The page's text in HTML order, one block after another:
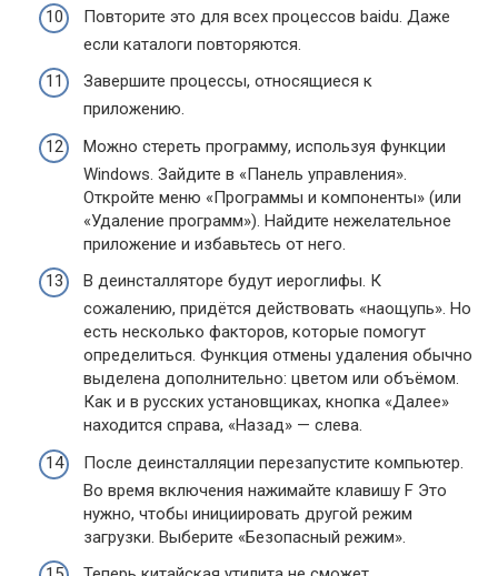
Повторите это для всех процессов baidu. Даже
если каталоги повторяются.
Завершите процессы, относящиеся к
приложению.
Можно стереть программу, используя функции
Windows. Зайдите в «Панель управления».
Откройте меню «Программы и компоненты» (или
«Удаление программ»). Найдите нежелательное
приложение и избавьтесь от него.
В деинсталляторе будут иероглифы. К
сожалению, придётся действовать «наощупь». Но
есть несколько факторов, которые помогут
определиться. Функция отмены удаления обычно
выделена дополнительно: цветом или объёмом.
Как и в русских установщиках, кнопка «Далее»
находится справа, «Назад» — слева.
После деинсталляции перезапустите компьютер.
Во время включения нажимайте клавишу F Это
нужно, чтобы инициировать другой режим
загрузки. Выберите «Безопасный режим».